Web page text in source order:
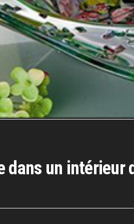
un intérieur